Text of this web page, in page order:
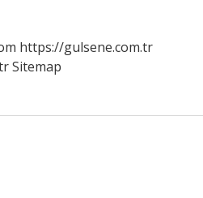
https://gulsene.com.tr
Sitemap